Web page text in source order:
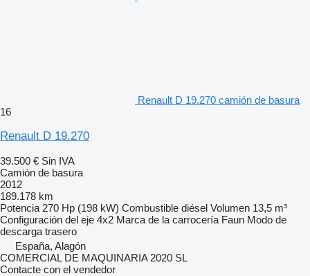
Renault D 19.270 camión de basura
16
Renault D 19.270
39.500 € Sin IVA
Camión de basura
2012
189.178 km
Potencia 270 Hp (198 kW) Combustible diésel Volumen 13,5 m³
Configuración del eje 4x2 Marca de la carrocería Faun Modo de
descarga trasero
España, Alagón
COMERCIAL DE MAQUINARIA 2020 SL
Contacte con el vendedor